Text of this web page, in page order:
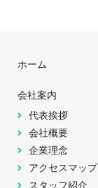
ホーム
会社案内
代表挨拶
会社概要
企業理念
アクセスマップ
スタッフ紹介